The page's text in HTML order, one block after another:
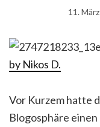
11.
by Nikos D.
Vor Kurzem hatte
Blogosphäre